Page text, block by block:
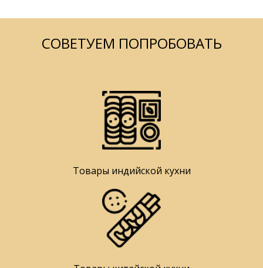
СОВЕТУЕМ ПОПРОБОВАТЬ
Товары индийской кухни